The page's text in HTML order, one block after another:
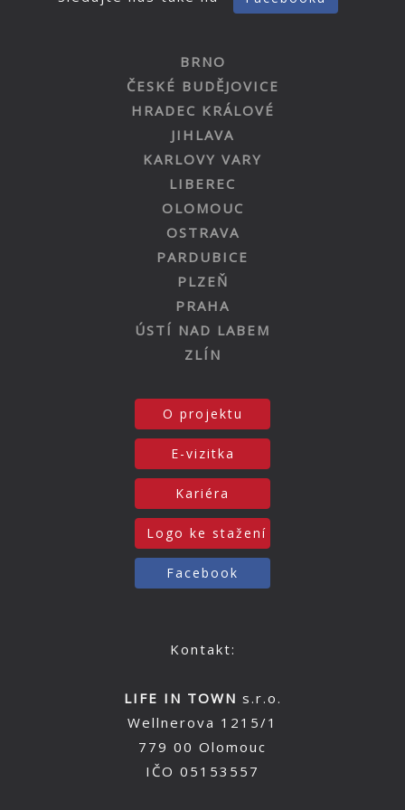
BRNO
ČESKÉ BUDĚJOVICE
HRADEC KRÁLOVÉ
JIHLAVA
KARLOVY VARY
LIBEREC
OLOMOUC
OSTRAVA
PARDUBICE
PLZEŇ
PRAHA
ÚSTÍ NAD LABEM
ZLÍN
O projektu
E-vizitka
Kariéra
Logo ke stažení
Facebook
Kontakt:
LIFE IN TOWN s.r.o.
Wellnerova 1215/1
779 00 Olomouc
IČO 05153557